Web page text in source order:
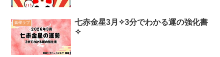
氣學ラブ
七赤金星3月✧3分でわかる運の強化書
✧